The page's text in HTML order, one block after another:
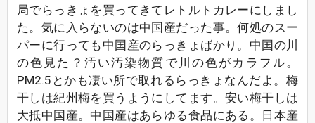
局でらっきょを買ってきてレトルトカレーにしまし
た。気に入らないのは中国産だった事。何処のスー
パーに行っても中国産のらっきょばかり。中国の川
の色見た？汚い汚染物質で川の色がカラフル。
PM2.5とかも凄い所で取れるらっきょなんだよ。梅
干しは紀州梅を買うようにしてます。安い梅干しは
大抵中国産。中国産はあらゆる食品にある。日本産